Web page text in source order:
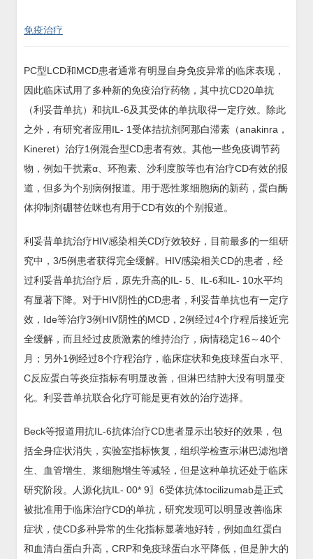
免疫治疗
PC型LCD和MCD患者通常有明显自身免疫异常的临床表现，
因此临床试用了多种新的免疫治疗药物，其中抗CD20单抗
（利妥昔单抗）和抗IL-6及其受体的单抗取得一定疗效。除此
之外，有研究者应用IL- 1受体拮抗剂阿那白滞素（anakinra，
Kineret）治疗1例混合型CD患者有效。其他一些免疫调节药
物，例如干扰素α、环孢素、沙利度胺等也有治疗CD有效的报
道，但多为个别病例报道。用于恶性浆细胞病的新药，蛋白酶
体抑制剂硼替佐咪也有用于CD有效的个别报道。
利妥昔单抗治疗HIV感染相关CD疗效较好，目前最多的一组研
究中，3/5例患者获得完全缓解。HIV感染相关CD的患者，经
过利妥昔单抗治疗后，原先升高的IL- 5、IL-6和IL- 10水平均
有显著下降。对于HIV阴性的CD患者，利妥昔单抗也有一定疗
效，Ide等治疗3例HIV阴性的MCD，2例经过4个疗程后接近完
全缓解，而且经过皮质激素的维持治疗，病情稳定16～40个
月；另外1例经过8个疗程治疗，临床症状和免疫球蛋白水平、
C反应蛋白等炎症指标有明显改善，但淋巴结肿大没有明显变
化。利妥昔单抗联合化疗可能是更有效的治疗选择。
Beck等报道用抗IL-6抗体治疗CD患者显示出较好的效果，包
括全身症状消失，实验室指标恢复，组织学检查示淋巴滤泡增
生、血管增生、浆细胞增生等减轻，但是这种单抗还处于临床
研究阶段。人源化抗IL- 00* 9〗6受体抗体tocilizumab是正式
被批准用于临床治疗CD的单抗，研究发现可以明显改善临床
症状，使CD多种异常的生化指标显著地好转，例如血红蛋白
和血清白蛋白升高，CRP和免疫球蛋白水平降低，但是肿大的